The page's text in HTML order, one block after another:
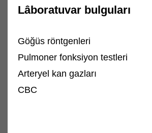
Lâboratuvar bulguları
Göğüs röntgenleri
Pulmoner fonksiyon testleri
Arteryel kan gazları
CBC